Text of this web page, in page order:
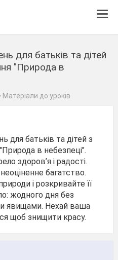
для батьків та дітей
"Природа в
Матеріали до уроків
для батьків та дітей з
в небезпеці".
здоров’я і радості.
багатство.
і розкривайте її
жодного дня без
явищами. Нехай ваша
щоб знищити красу.